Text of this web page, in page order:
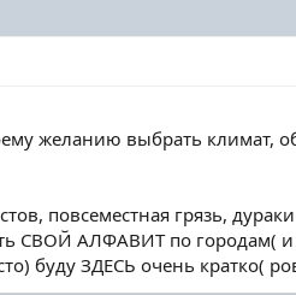
желанию выбрать климат,
повсеместная грязь,
СВОЙ АЛФАВИТ по городам(
буду ЗДЕСЬ очень кратко(